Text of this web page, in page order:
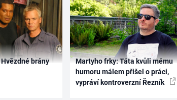
brány
Martyho frky: Táta kvůli mému
humoru málem přišel o práci,
vypráví kontroverzní Řezník